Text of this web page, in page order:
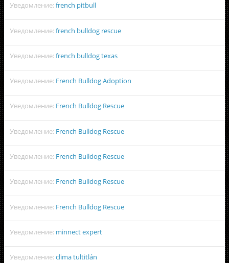
Уведомление:french pitbull
Уведомление:french bulldog rescue
Уведомление:french bulldog texas
Уведомление: French Bulldog Adoption
Уведомление: French Bulldog Rescue
Уведомление: French Bulldog Rescue
Уведомление: French Bulldog Rescue
Уведомление: French Bulldog Rescue
Уведомление: French Bulldog Rescue
Уведомление: minnect expert
Уведомление:clima tultitlán